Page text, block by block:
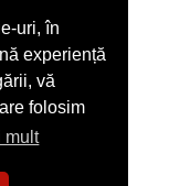
uri, în
experiență
vă
folosim
mult